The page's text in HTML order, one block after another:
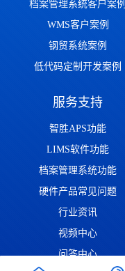
档案管理系统客户案例
WMS客户案例
钢贸系统案例
低代码定制开发案例
服务支持
智胜APS功能
LIMS软件功能
档案管理系统功能
硬件产品常见问题
行业资讯
视频中心
问答中心